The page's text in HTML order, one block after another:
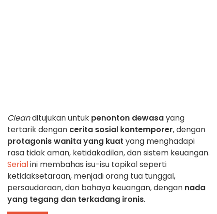
Cleanditujukan untuk penonton dewasayang
tertarik dengan cerita sosial kontemporer, dengan
protagonis wanita yang kuat yang menghadapi
rasa tidak aman, ketidakadilan, dan sistem keuangan.
Serialini membahas isu-isu topikal seperti
ketidaksetaraan, menjadi orang tua tunggal,
persaudaraan, dan bahaya keuangan, dengan nada
yang tegang dan terkadang ironis.